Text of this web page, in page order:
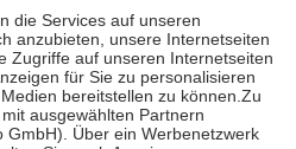
jedoch nie mehr als die tatsächlichen
auch für Online-Apotheken.
Krankenpflege beträgt die
sowie zehn Euro je